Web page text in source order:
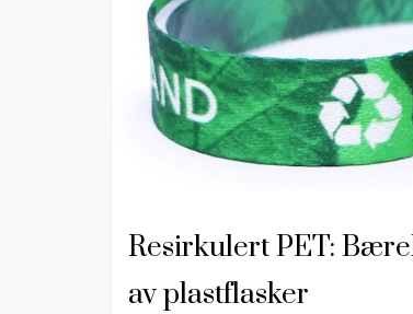
Resirkulert PET:
av plastflasker